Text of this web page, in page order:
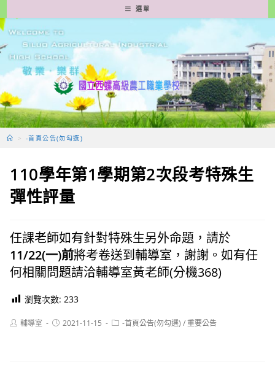
轉
至
要
容
選單
> -首頁公告(勿勾選)
110學年第1學期第2次段考特殊生
彈性評量
任課老師如有針對特殊生另外命題，請於
11/22(一)前將考卷送到輔導室，謝謝。如有任
何相關問題請洽輔導室黃老師(分機368)
瀏覽次數: 233
Post輔導室
Post2021-11-15
Post-首頁公告(勿勾選) /重要公告